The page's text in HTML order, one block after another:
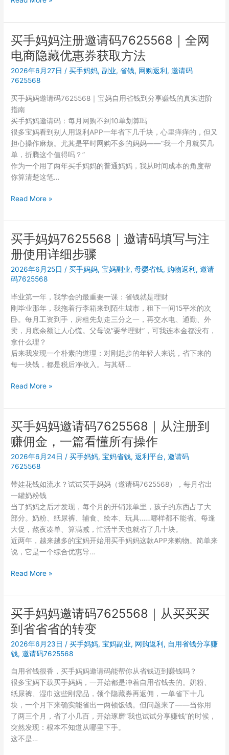
程
解
妈
妈
怎
么
用？
邀
码
7625568
注
册
省
钱
攻
略
买手妈妈注册邀请码7625568｜全网
电商隐藏优惠券获取方法
2026年6月27日 /买手妈妈,副业,省钱, 网购返利 ,邀请码
7625568
买手妈妈邀请码7625568｜宝妈自用省钱到分享赚钱的真实进阶
指南
买手妈妈邀请码：每月网购不到10单划算吗
很多宝妈看到别人用返利APP一年省下几千块，心里痒痒的，但又
担心操作麻烦。尤其是平时网购不多的妈妈——”我一个月就买几
单，折腾这个值得吗？”
作为一个用了两年买手妈妈的普通妈妈，我从时间成本的角度帮
你算清楚这笔…
买
妈
妈
注
册
邀
请
7625568
｜
全
网
电
商
隐
优
获
取
方
法
Read More »
买手妈妈7625568｜邀请码填写与注
册使用详细步骤
2026年6月25日 /买手妈妈,宝妈副业,母婴省钱, 购物返利 ,邀请
码7625568
毕业第一年，我学会的最重要一课：省钱就是理财
刚毕业那年，我拖着行李箱来到陌生城市，租下一间15平米的次
卧。每月工资到手，房租先划走三分之一，再交水电、通勤、外
卖，月底余额让人心慌。父母说”要学理财”，可我连本金都没有，
拿什么理？
后来我发现一个朴素的道理：对刚起步的年轻人来说，省下来的
每一块钱，都是税后净收入。与其研…
买
妈
妈
7625568
｜
邀
请
填
写
与
注
册
使
用
细
Read More »
买手妈妈邀请码7625568｜从注册到
赚佣金，一篇看懂所有操作
2026年6月24日 /买手妈妈,宝妈省钱,返利平台,邀请码
7625568
带娃花钱如流水？试试买手妈妈（邀请码7625568），每月省出
一罐奶粉钱
当了妈妈之后才发现，每个月的开销账单里，孩子的东西占了大
部分。奶粉、纸尿裤、辅食、绘本、玩具……哪样都不能省。每逢
大促，熬夜凑单、算满减，忙活半天也就省了几十块。
近两年，越来越多的宝妈开始用买手妈妈这款APP来购物。简单来
说，它是一个综合优惠导…
买
妈
妈
邀
请
码
7625568
从
注
册
到
赚
佣
金，
Read More »
买手妈妈邀请码7625568｜从买买买
到省省省的转变
2026年6月23日 /买手妈妈,宝妈副业, 网购返利 , 自用省钱分享赚
钱,邀请码7625568
自用省钱很香，买手妈妈邀请码能帮你从省钱迈到赚钱吗？
很多宝妈下载买手妈妈，一开始都是冲着自用省钱去的。奶粉、
纸尿裤、湿巾这些刚需品，领个隐藏券再返佣，一单省下十几
块，一个月下来确实能省出一两顿饭钱。但问题来了——当你用
了两三个月，省了小几百，开始琢磨”我也试试分享赚钱”的时候，
突然发现：根本不知道从哪里下手。
这不是…